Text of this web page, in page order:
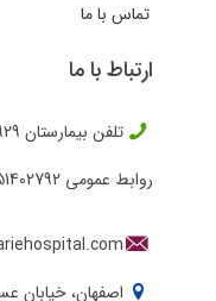
تماس با ما
ارتباط با ما
تلفن بیمارستان
روابط عمومی
اصفهان، خیابان